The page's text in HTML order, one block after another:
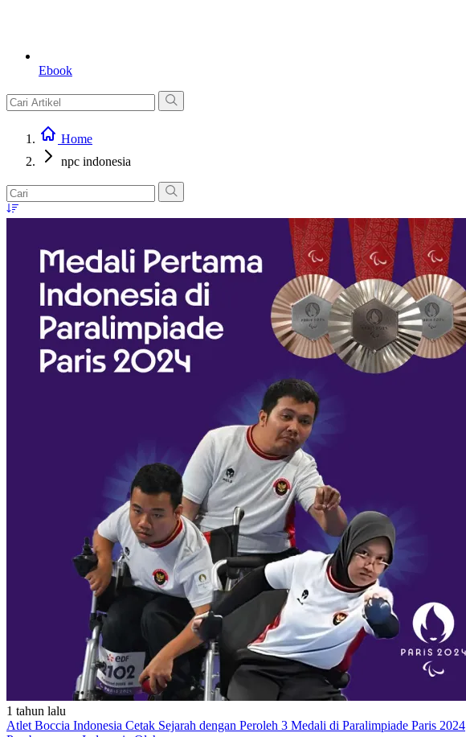
Ebook
Home
npc indonesia
1 tahun lalu
Atlet Boccia Indonesia Cetak Sejarah dengan Peroleh 3 Medali di Paralimpiade Paris 2024